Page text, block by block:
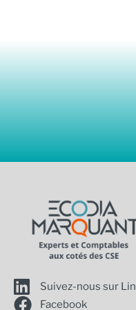
Suivez-nous sur
Facebook